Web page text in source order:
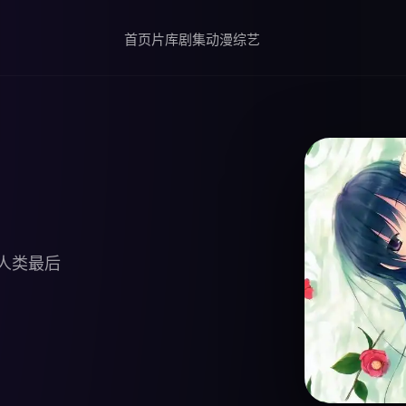
首页片库剧集动漫综艺
类最后